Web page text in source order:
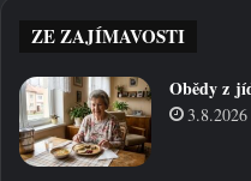
ZE ZAJÍMAVOSTI
Obědy z
3.8.2026